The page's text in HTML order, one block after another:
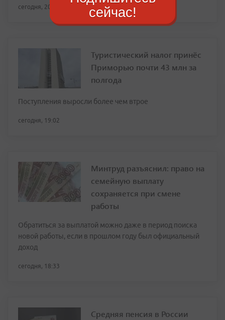
сегодня, 20:19
Туристический налог принёс
Приморью почти 43 млн за
полгода
Поступления выросли более чем втрое
сегодня, 19:02
Минтруд разъяснил: право на
семейную выплату
сохраняется при смене
работы
Обратиться за выплатой можно даже в период поиска
новой работы, если в прошлом году был официальный
доход
сегодня, 18:33
Средняя пенсия в России
сейчас!